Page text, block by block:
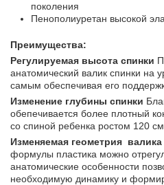
поколения
Пенополиуретан высокой
Преимущества:
Регулируемая высота спинки
анатомический валик спинки на
самым обеспечивая его
Изменение глубины спинки
обепечивается более плотный
со спиной ребенка ростом 120
Изменяемая геометрия валика
формулы пластика можно
анатомические особенности
необходимую динамику и